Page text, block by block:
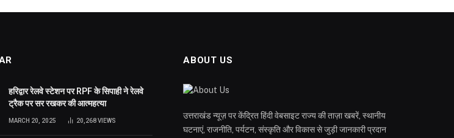
हरिद्वार रेलवे स्टेशन पर RPF के सिपाही ने रेलवे
ट्रैक पर सर रखकर की आत्महत्या
MARCH 20, 2025 20,268VIEWS
ABOUT US
उत्तराखंड न्यूज़ पर केंद्रित हिंदी वेबसाइट राज्य की ताज़ा खबरें, स्थानीय
घटनाएं, राजनीति, पर्यटन, संस्कृति और विकास से जुड़ी जानकारी प्रदान